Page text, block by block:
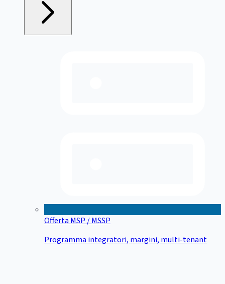
Offerta MSP / MSSP
Programma integratori, margini, multi-tenant